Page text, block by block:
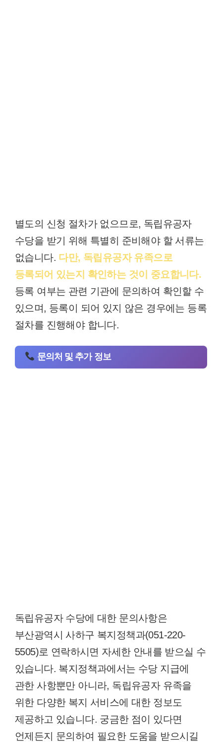
별도의 신청 절차가 없으므로, 독립유공자
수당을 받기 위해 특별히 준비해야 할 서류는
없습니다. 다만, 독립유공자 유족으로
등록되어 있는지 확인하는 것이 중요합니다.
등록 여부는 관련 기관에 문의하여 확인할 수
있으며, 등록이 되어 있지 않은 경우에는 등록
절차를 진행해야 합니다.
문의처 및 추가 정보
독립유공자 수당에 대한 문의사항은
부산광역시 사하구 복지정책과(051-220-
5505)로 연락하시면 자세한 안내를 받으실 수
있습니다. 복지정책과에서는 수당 지급에
관한 사항뿐만 아니라, 독립유공자 유족을
위한 다양한 복지 서비스에 대한 정보도
제공하고 있습니다. 궁금한 점이 있다면
언제든지 문의하여 필요한 도움을 받으시길